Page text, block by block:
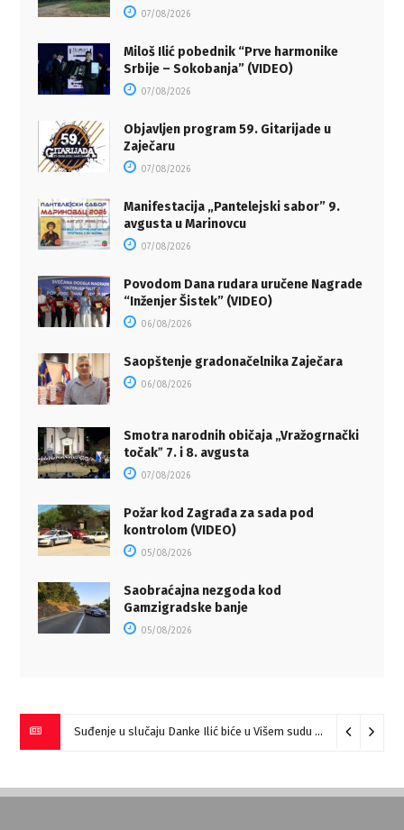
07/08/2026
Miloš Ilić pobednik “Prve harmonike
Srbije – Sokobanja” (VIDEO)
07/08/2026
Objavljen program 59. Gitarijade u
Zaječaru
07/08/2026
Manifestacija „Pantelejski sabor” 9.
avgusta u Marinovcu
07/08/2026
Povodom Dana rudara uručene Nagrade
“Inženjer Šistek” (VIDEO)
06/08/2026
Saopštenje gradonačelnika Zaječara
06/08/2026
Smotra narodnih običaja „Vražogrnački
točakˮ 7. i 8. avgusta
07/08/2026
Požar kod Zagrađa za sada pod
kontrolom (VIDEO)
05/08/2026
Saobraćajna nezgoda kod
Gamzigradske banje
05/08/2026
Suđenje u slučaju Danke Ilić biće u Višem sudu u Negotinu?